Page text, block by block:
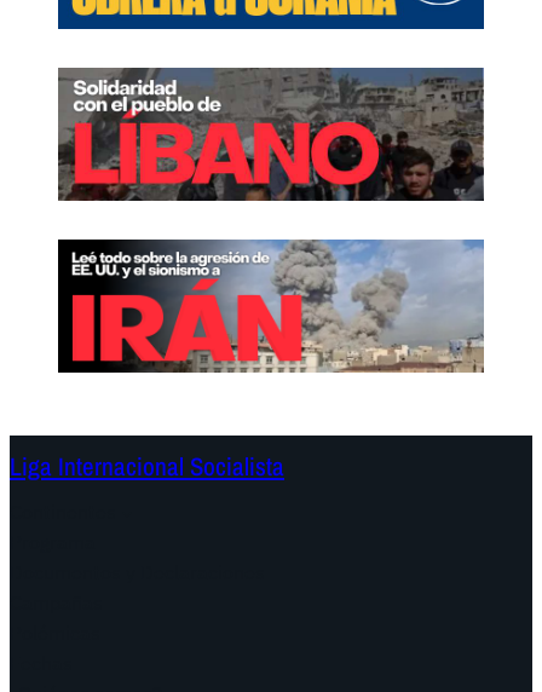
Liga Internacional Socialista